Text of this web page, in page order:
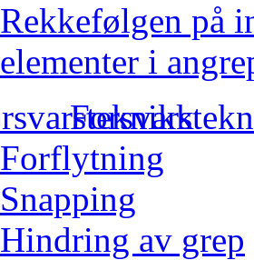
Rekkefølgen på
elementer i
Forflytning
Snapping
Hindring av grep